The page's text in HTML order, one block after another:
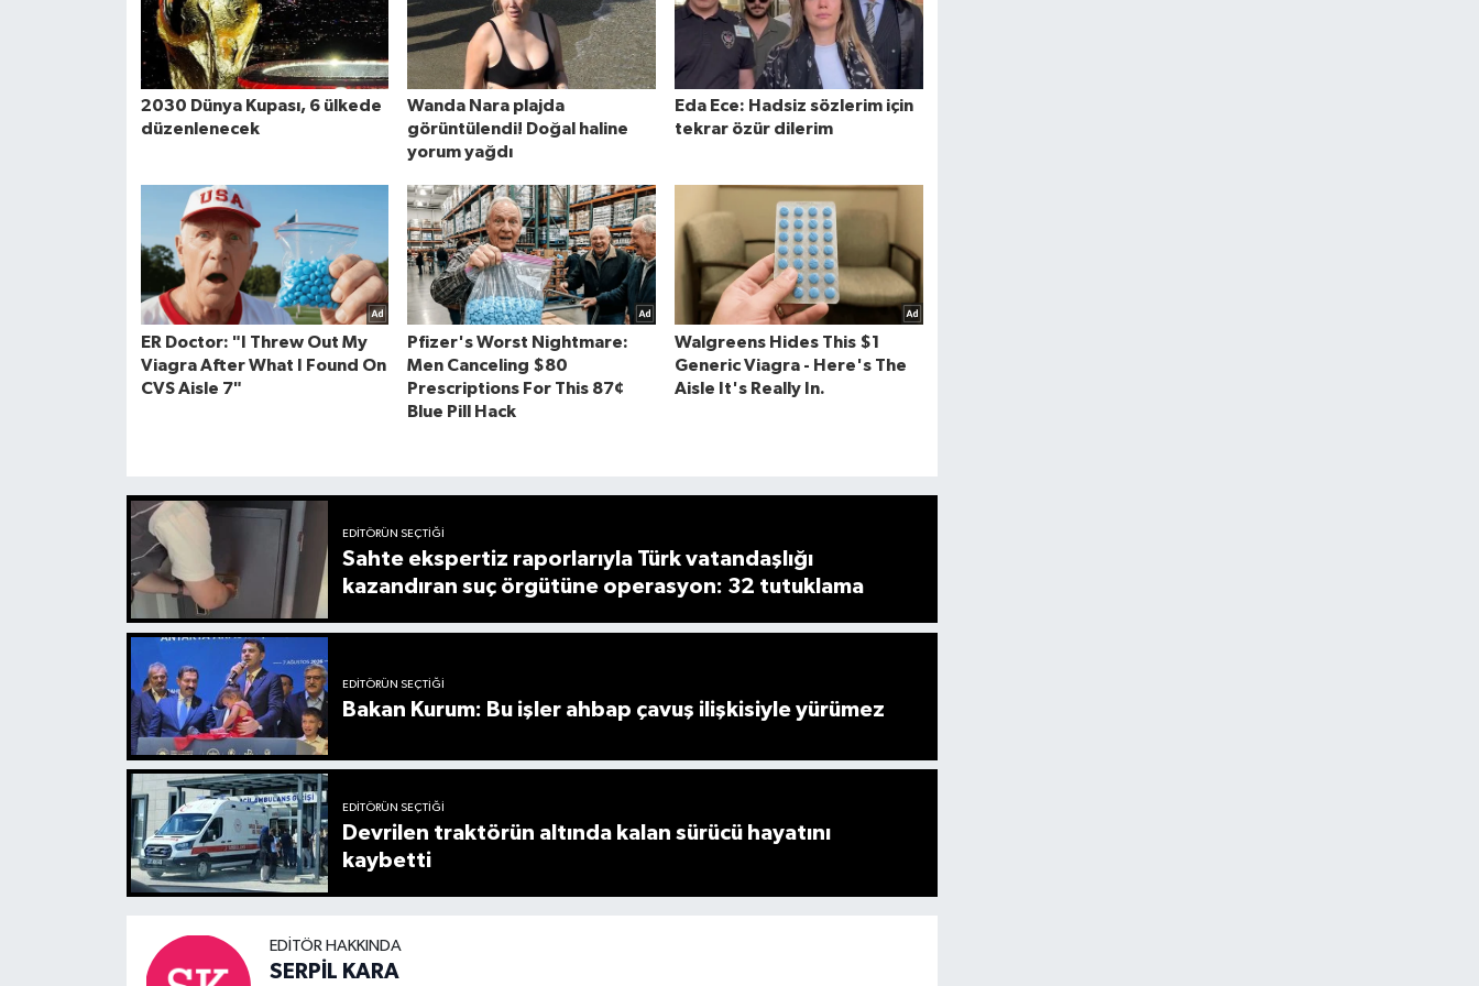
EDITÖRÜN SEÇTIĞI
Sahte ekspertiz raporlarıyla Türk vatandaşlığı
kazandıran suç örgütüne operasyon: 32 tutuklama
EDITÖRÜN SEÇTIĞI
Bakan Kurum: Bu işler ahbap çavuş ilişkisiyle yürümez
EDITÖRÜN SEÇTIĞI
Devrilen traktörün altında kalan sürücü hayatını
kaybetti
EDITÖR HAKKINDA
SERPİL KARA